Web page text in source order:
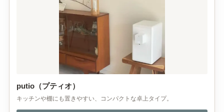
putio（プティオ）
キッチンや棚にも置きやすい、コンパクトな卓上タイプ。